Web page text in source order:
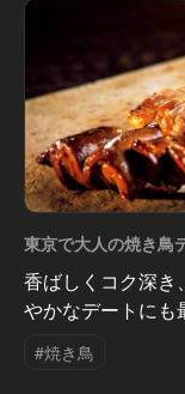
東京で大人の焼き鳥
香ばしくコク深き
やかなデートにも
#焼き鳥